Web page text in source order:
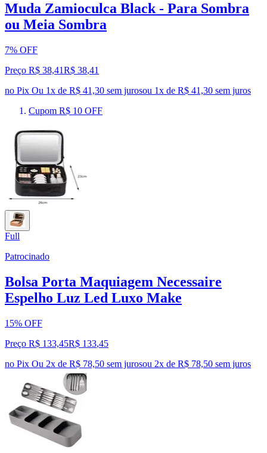
Muda Zamioculca Black - Para Sombra
ou Meia Sombra
7% OFF
Preço R$ 38,41R$ 38,41
no Pix Ou 1x de R$ 41,30 sem jurosou 1x de R$ 41,30 sem juros
Cupom R$ 10 OFF
Full
Patrocinado
Bolsa Porta Maquiagem Necessaire
Espelho Luz Led Luxo Make
15% OFF
Preço R$ 133,45R$ 133,45
no Pix Ou 2x de R$ 78,50 sem jurosou 2x de R$ 78,50 sem juros